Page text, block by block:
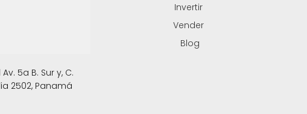
5a B. Sur y, C.
2502, Panamá
Invertir
Vender
Blog